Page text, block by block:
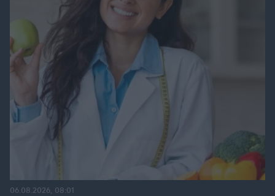
06.08.2026, 08:01